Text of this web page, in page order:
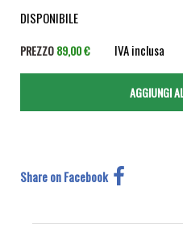
DISPONIBILE
PREZZO89,00 € IVA inclusa
Share on Facebook